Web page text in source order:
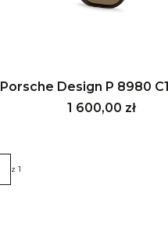
Porsche Design P 8980
Cena
1 600,00 zł
z 1